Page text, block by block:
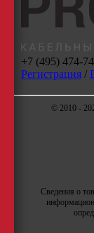
+7 (495) 474-
Регистрация/
© 2010 -
Сведения о